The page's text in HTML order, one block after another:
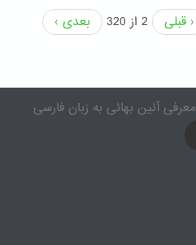
‹ قبلی
2 از 320 بعدی ›